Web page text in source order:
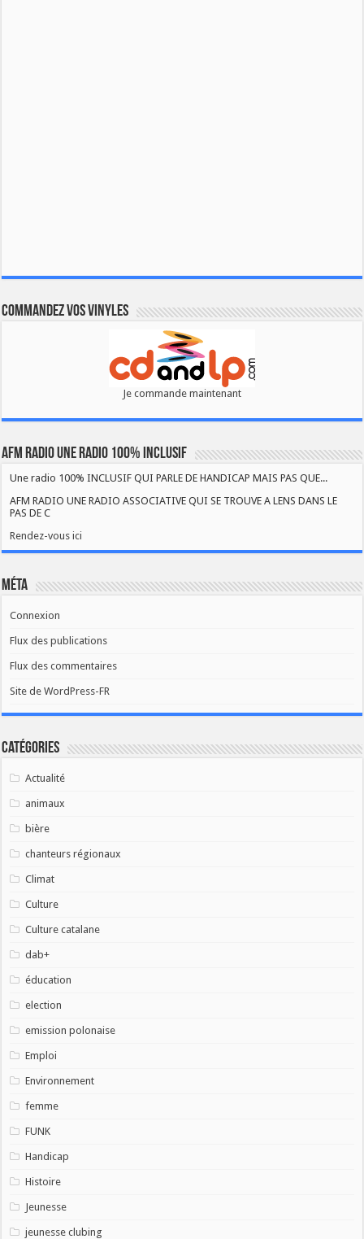
Commandez vos vinyles
Je commande maintenant
AFM RADIO UNE RADIO 100% INCLUSIF
Une radio 100% INCLUSIF QUI PARLE DE HANDICAP MAIS PAS QUE...
AFM RADIO UNE RADIO ASSOCIATIVE QUI SE TROUVE A LENS DANS LE
PAS DE C
Rendez-vous ici
Méta
Connexion
Flux des publications
Flux des commentaires
Site de WordPress-FR
Catégories
Actualité
animaux
bière
chanteurs régionaux
Climat
Culture
Culture catalane
dab+
éducation
election
emission polonaise
Emploi
Environnement
femme
FUNK
Handicap
Histoire
Jeunesse
jeunesse clubing